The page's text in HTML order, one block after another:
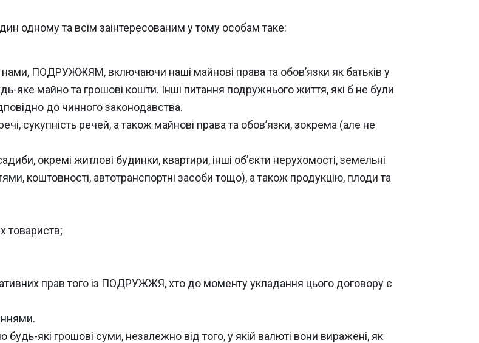
одному та всім заінтересованим у тому особам таке:
ПОДРУЖЖЯМ, включаючи наші майнові права та обов’язки як батьків у
яке майно та грошові кошти. Інші питання подружнього життя, які б не були
до чинного законодавства.
сукупність речей, а також майнові права та обов’язки, зокрема (але не
окремі житлові будинки, квартири, інші об’єкти нерухомості, земельні
коштовності, автотранспортні засоби тощо), а також продукцію, плоди та
товариств;
прав того із ПОДРУЖЖЯ, хто до моменту укладання цього договору є
які грошові суми, незалежно від того, у якій валюті вони виражені, як